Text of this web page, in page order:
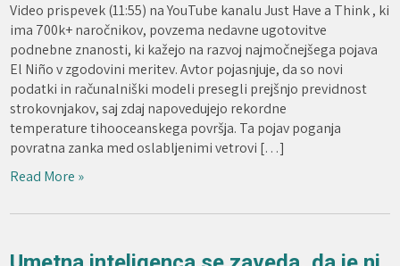
Video prispevek (11:55) na YouTube kanalu Just Have a Think , ki
ima 700k+ naročnikov, povzema nedavne ugotovitve
podnebne znanosti, ki kažejo na razvoj najmočnejšega pojava
El Niño v zgodovini meritev. Avtor pojasnjuje, da so novi
podatki in računalniški modeli presegli prejšnjo previdnost
strokovnjakov, saj zdaj napovedujejo rekordne
temperature tihooceanskega površja. Ta pojav poganja
povratna zanka med oslabljenimi vetrovi […]
Read More »